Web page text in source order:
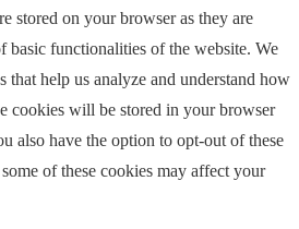
stored on your browser as they are
basic functionalities of the website. We
that help us analyze and understand how
cookies will be stored in your browser
also have the option to opt-out of these
of these cookies may affect your